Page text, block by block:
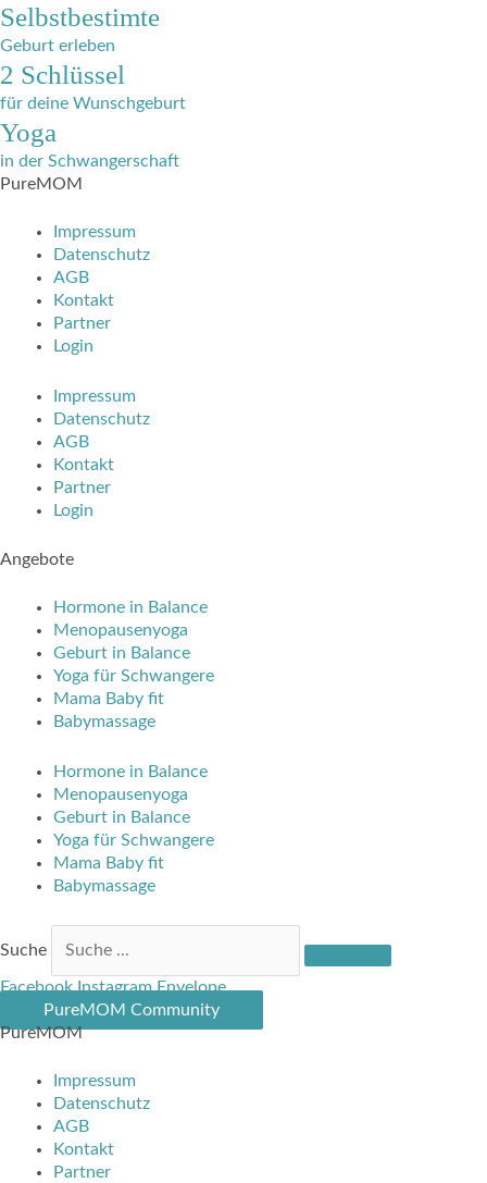
Selbstbestimte
Geburt erleben
2 Schlüssel
für deine Wunschgeburt
Yoga
in der Schwangerschaft
PureMOM
Impressum
Datenschutz
AGB
Kontakt
Partner
Login
Impressum
Datenschutz
AGB
Kontakt
Partner
Login
Angebote
Hormone in Balance
Menopausenyoga
Geburt in Balance
Yoga für Schwangere
Mama Baby fit
Babymassage
Hormone in Balance
Menopausenyoga
Geburt in Balance
Yoga für Schwangere
Mama Baby fit
Babymassage
Suche
Facebook Instagram Envelope
PureMOM Community
PureMOM
Impressum
Datenschutz
AGB
Kontakt
Partner